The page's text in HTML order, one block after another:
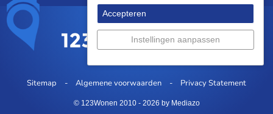
Sitemap Algemene voorwaarden Privacy Statement
© 123Wonen 2010 - 2026 by Mediazo
Accepteren
Instellingen aanpassen